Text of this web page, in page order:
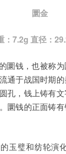
圜金
：7.2g 直径：
圜钱，也被称
通于战国时期
孔，钱上铸有
圜钱的正面铸
玉璧和纺轮演